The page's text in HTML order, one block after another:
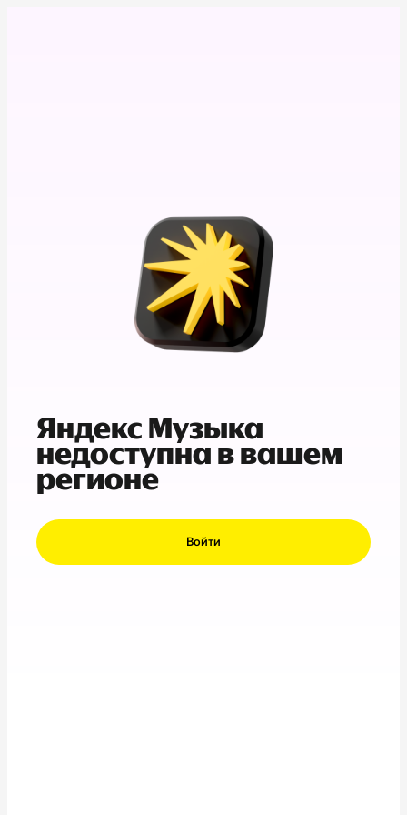
Яндекс Музыка
недоступна в вашем
регионе
Войти